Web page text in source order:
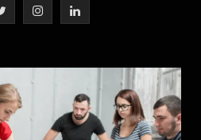
T
i
t
t
I
s
a
L
n
k
e